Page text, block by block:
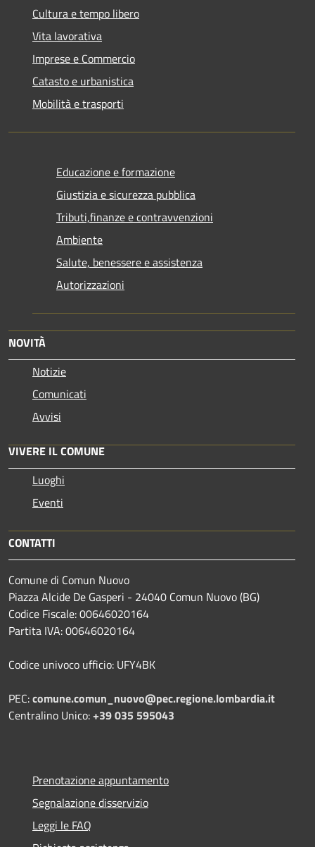
Cultura e tempo libero
Vita lavorativa
Imprese e Commercio
Catasto e urbanistica
Mobilità e trasporti
Educazione e formazione
Giustizia e sicurezza pubblica
Tributi,finanze e contravvenzioni
Ambiente
Salute, benessere e assistenza
Autorizzazioni
NOVITÀ
Notizie
Comunicati
Avvisi
VIVERE IL COMUNE
Luoghi
Eventi
CONTATTI
Comune di Comun Nuovo
Piazza Alcide De Gasperi - 24040 Comun Nuovo (BG)
Codice Fiscale: 00646020164
Partita IVA: 00646020164
Codice univoco ufficio: UFY4BK
PEC:comune.comun_nuovo@pec.regione.lombardia.it
Centralino Unico:+39 035 595043
Prenotazione appuntamento
Segnalazione disservizio
Leggi le FAQ